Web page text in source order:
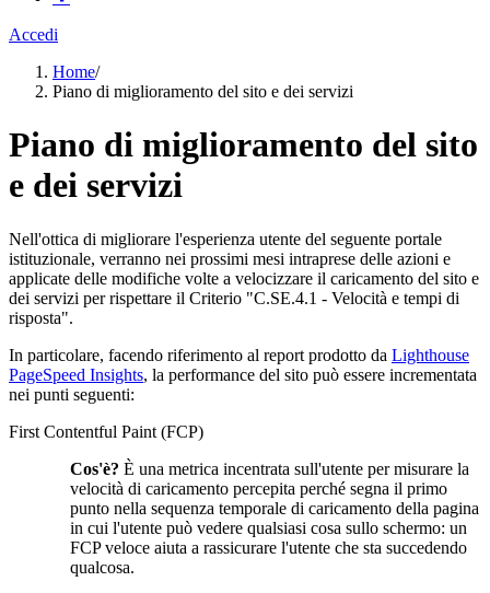
Accedi
Home/
Piano di miglioramento del sito e dei servizi
Piano di miglioramento del sito
e dei servizi
Nell'ottica di migliorare l'esperienza utente del seguente portale
istituzionale, verranno nei prossimi mesi intraprese delle azioni e
applicate delle modifiche volte a velocizzare il caricamento del sito e
dei servizi per rispettare il Criterio "C.SE.4.1 - Velocità e tempi di
risposta".
In particolare, facendo riferimento al report prodotto da Lighthouse
PageSpeed Insights, la performance del sito può essere incrementata
nei punti seguenti:
First Contentful Paint (FCP)
Cos'è? È una metrica incentrata sull'utente per misurare la
velocità di caricamento percepita perché segna il primo
punto nella sequenza temporale di caricamento della pagina
in cui l'utente può vedere qualsiasi cosa sullo schermo: un
FCP veloce aiuta a rassicurare l'utente che sta succedendo
qualcosa.